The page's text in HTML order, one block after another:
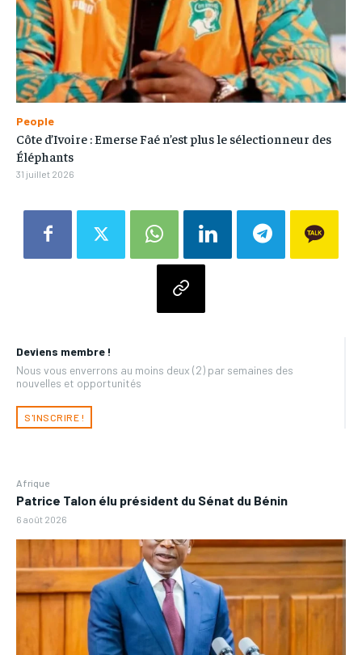
Deviens membre !
Nous vous enverrons au moins deux (2) par semaines des
nouvelles et opportunités
S'INSCRIRE !
Afrique
Patrice Talon élu président du Sénat du Bénin
6 août 2026
People
Côte d’Ivoire : Emerse Faé n’est plus le sélectionneur des
Éléphants
31 juillet 2026